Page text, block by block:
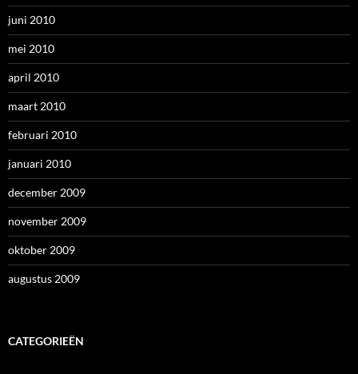
juni 2010
mei 2010
april 2010
maart 2010
februari 2010
januari 2010
december 2009
november 2009
oktober 2009
augustus 2009
CATEGORIEËN